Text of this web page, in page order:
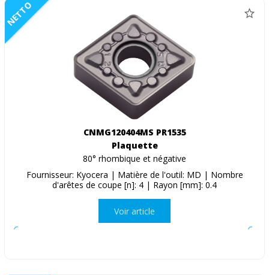
NETTO
CNMG120404MS PR1535
Plaquette
80° rhombique et négative
Fournisseur: Kyocera | Matière de l'outil: MD | Nombre
d'arêtes de coupe [n]: 4 | Rayon [mm]: 0.4
Voir article